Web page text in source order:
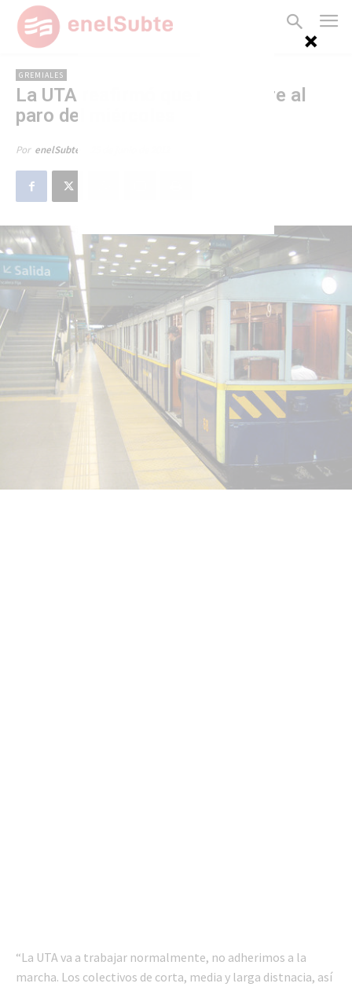
GREMIALES
La UTA reafirmó que no adhiere al
paro del miércoles
Por enelSubte
“La UTA va a trabajar normalmente, no adherimos a la
marcha. Los colectivos de corta, media y larga distnacia, así